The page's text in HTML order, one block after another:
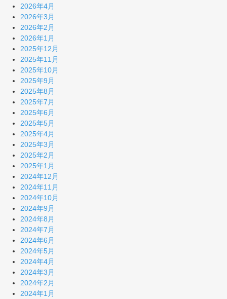
2026年4月
2026年3月
2026年2月
2026年1月
2025年12月
2025年11月
2025年10月
2025年9月
2025年8月
2025年7月
2025年6月
2025年5月
2025年4月
2025年3月
2025年2月
2025年1月
2024年12月
2024年11月
2024年10月
2024年9月
2024年8月
2024年7月
2024年6月
2024年5月
2024年4月
2024年3月
2024年2月
2024年1月